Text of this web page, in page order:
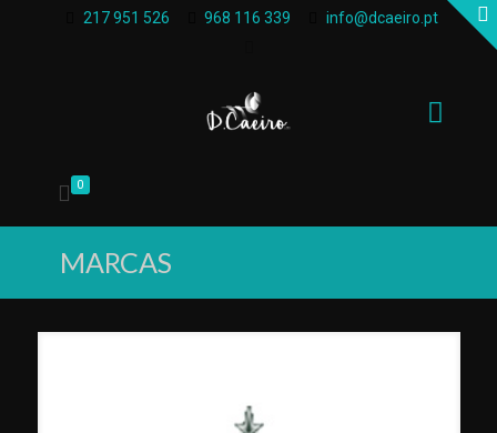
217 951 526 968 116 339 info@dcaeiro.pt
0
MARCAS